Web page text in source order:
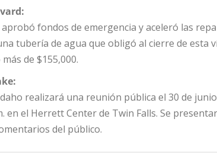
aprobó fondos de emergencia y aceleró las
tubería de agua que obligó al cierre de esta
de $155,000.
realizará una reunión pública el 30 de
en el Herrett Center de Twin Falls. Se
del público.